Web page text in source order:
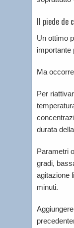
Il piede de
Un ottimo
importante
Ma
Per
durata
Parametri
gradi,
agitazione
minuti.